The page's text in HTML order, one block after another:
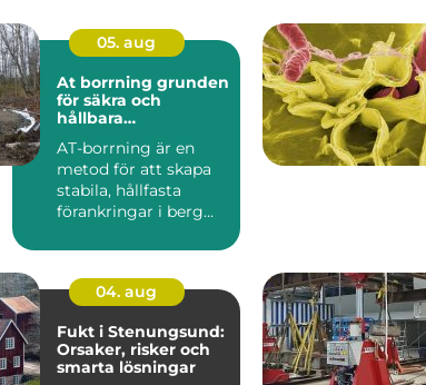
05. aug
At borrning grunden
för säkra och
hållbara
AT-borrning är en
metod för att skapa
stabila, hållfasta
förankringar i berg
anvä...
04. aug
Fukt i Stenungsund:
Orsaker, risker och
smarta lösningar